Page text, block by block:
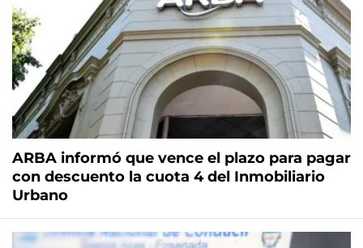
ARBA informó que vence el plazo para pagar
con descuento la cuota 4 del Inmobiliario
Urbano